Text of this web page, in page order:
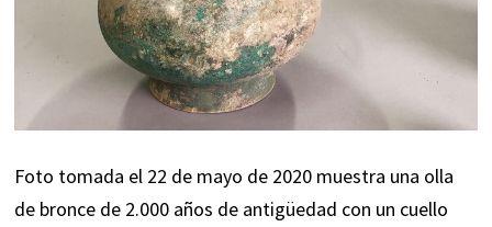
Foto tomada el 22 de mayo de 2020 muestra una olla
de bronce de 2.000 años de antigüedad con un cuello